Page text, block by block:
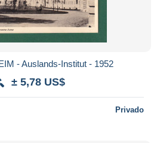
- Auslands-Institut - 1952
± 5,78 US$
Privado